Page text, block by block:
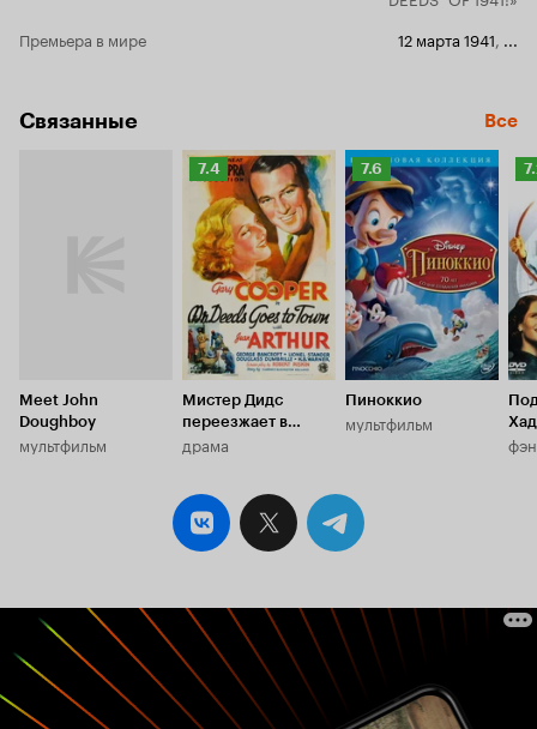
все крепче
рекламы,
Премьера в мире
12 марта 1941
Связанные Все
Meet John
Doughboy
мультфильм
Рейтинг
Кинопоиска
7.4
7.4
Мистер Дидс
переезжает в
город
драма
Рейтинг
Кинопоиска
7.6
7.6
Пиноккио
мультфильм